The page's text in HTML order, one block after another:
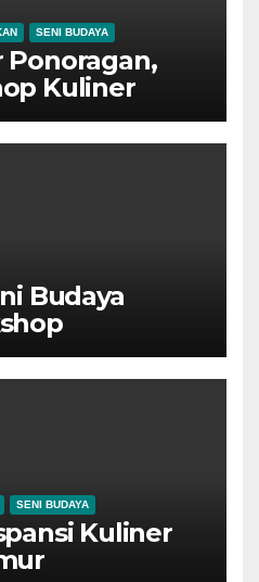
SENI BUDAYA
Ponoragan,
Kuliner
Budaya
Tradisional
SENI BUDAYA
Kuliner